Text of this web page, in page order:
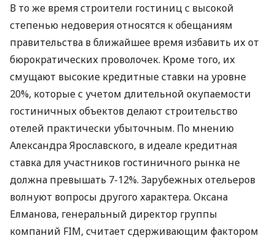
В то же время строители гостиниц с высокой
степенью недоверия относятся к обещаниям
правительства в ближайшее время избавить их от
бюрократических проволочек. Кроме того, их
смущают высокие кредитные ставки на уровне
20%, которые с учетом длительной окупаемости
гостиничных объектов делают строительство
отелей практически убыточным. По мнению
Александра Ярославского, в идеале кредитная
ставка для участников гостиничного рынка не
должна превышать 7-12%. Зарубежных отельеров
волнуют вопросы другого характера. Оксана
Елманова, генеральный директор группы
компаний FIM, считает сдерживающим фактором